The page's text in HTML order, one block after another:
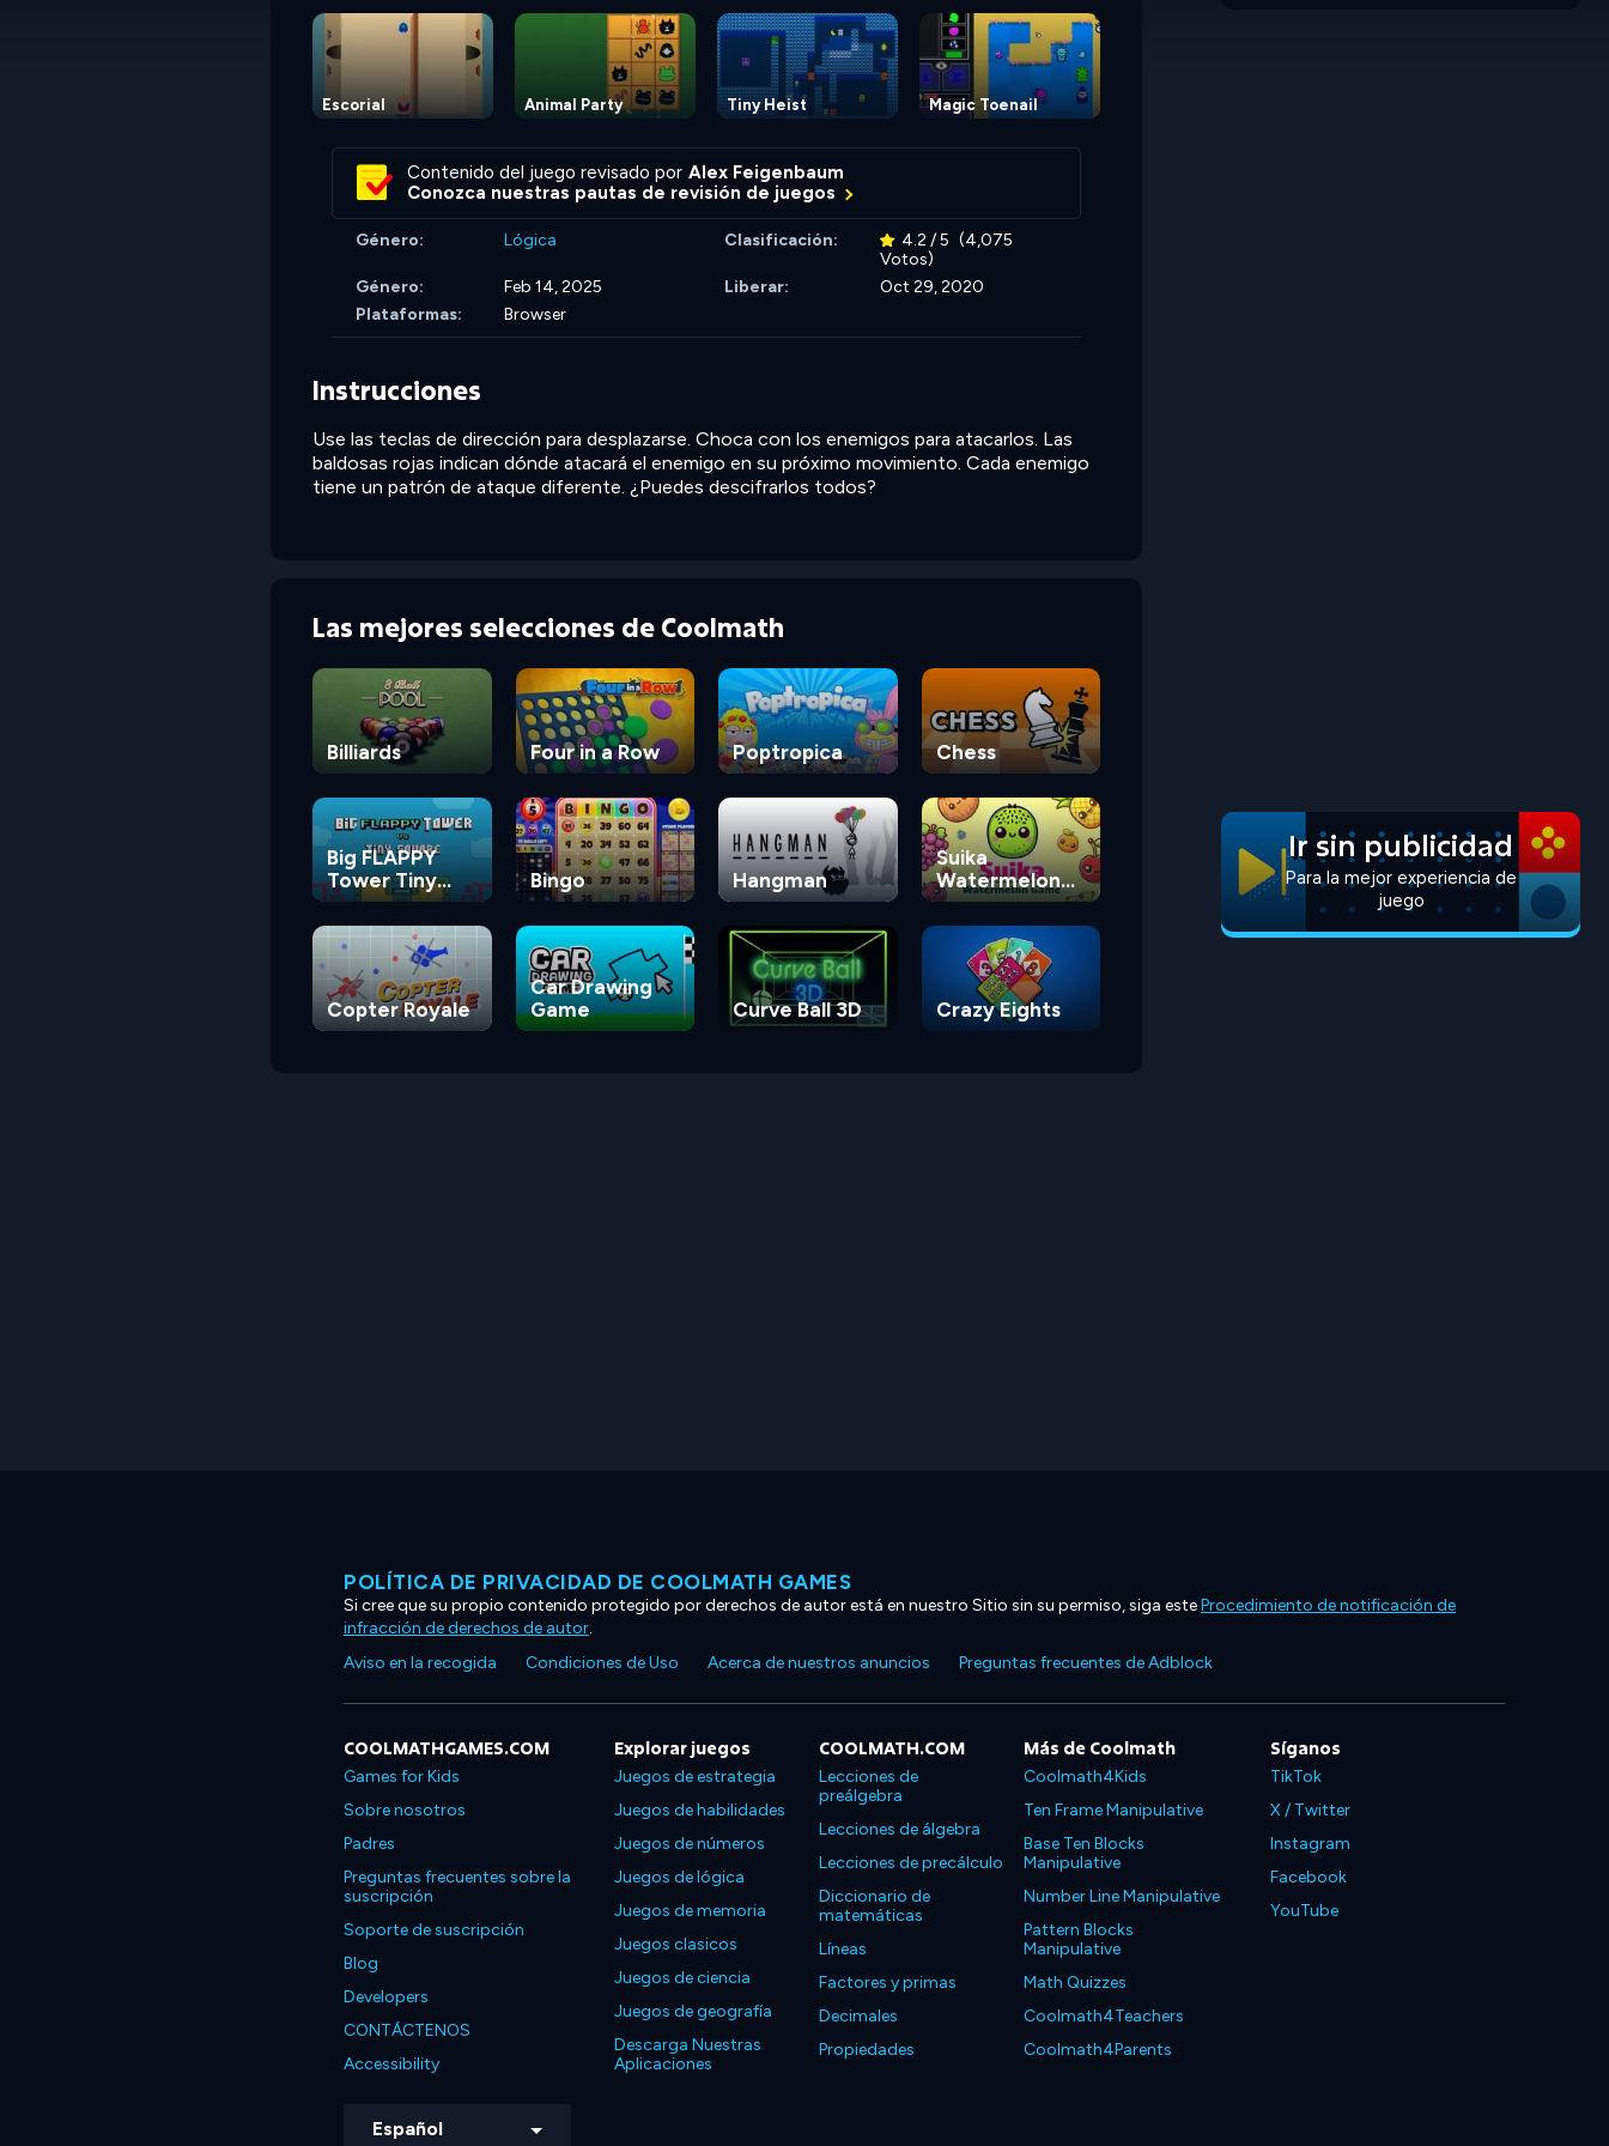
Escorial Animal Party Tiny Heist Magic Toenail
Contenido del juego revisado por Alex Feigenbaum
Conozca nuestras pautas de revisión de juegos
Género: Lógica Clasificación: 4.2 / 5 (4,075
Votos)
Género:
Feb 14, 2025 Liberar:
Oct 29, 2020
Plataformas:
Browser
Instrucciones
Use las teclas de dirección para desplazarse. Choca con los enemigos para atacarlos. Las
baldosas rojas indican dónde atacará el enemigo en su próximo movimiento. Cada enemigo
tiene un patrón de ataque diferente. ¿Puedes descifrarlos todos?
Las mejores selecciones de Coolmath
Billiards Four in a Row Poptropica Chess
Big FLAPPY
Tower Tiny
Square
Bingo Hangman
Suika
Watermelon
Game
Copter Royale
Car Drawing
Game
Curve Ball 3D Crazy Eights
Ir sin publicidad
Para la mejor experiencia de
juego
POLÍTICA DE PRIVACIDAD DE COOLMATH GAMES
Si cree que su propio contenido protegido por derechos de autor está en nuestro Sitio sin su permiso, siga esteProcedimiento de notificación de
infracción de derechos de autor.
Aviso en la recogida
Condiciones de Uso Acerca de nuestros anuncios Preguntas frecuentes de Adblock
COOLMATHGAMES.COM
Games for Kids
Sobre nosotros
Padres
Preguntas frecuentes sobre la
suscripción
Soporte de suscripción
Blog
Developers
CONTÁCTENOS
Accessibility
Explorar juegos
Juegos de estrategia
Juegos de habilidades
Juegos de números
Juegos de lógica
Juegos de memoria
Juegos clasicos
Juegos de ciencia
Juegos de geografía
Descarga Nuestras
Aplicaciones
COOLMATH.COM
Lecciones de
preálgebra
Lecciones de álgebra
Lecciones de precálculo
Diccionario de
matemáticas
Líneas
Factores y primas
Decimales
Propiedades
Más de Coolmath
Coolmath4Kids
Ten Frame Manipulative
Base Ten Blocks
Manipulative
Number Line Manipulative
Pattern Blocks
Manipulative
Math Quizzes
Coolmath4Teachers
Coolmath4Parents
Síganos
TikTok
X / Twitter
Instagram
Facebook
YouTube
Español